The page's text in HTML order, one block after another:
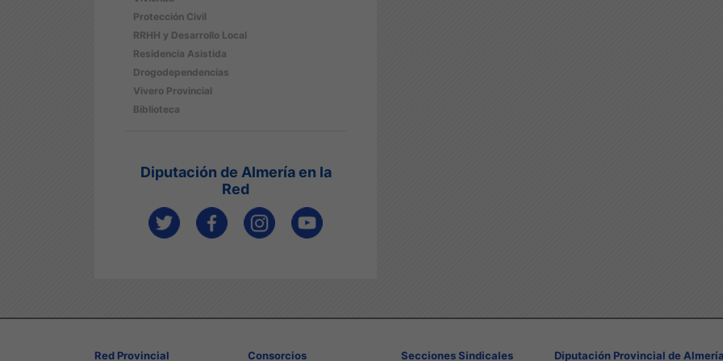
Protección Civil
RRHH y Desarrollo Local
Residencia Asistida
Drogodependencias
Vivero Provincial
Biblioteca
Diputación de Almería en la
Red
Red Provincial Consorcios Secciones Sindicales Diputación Provincial de